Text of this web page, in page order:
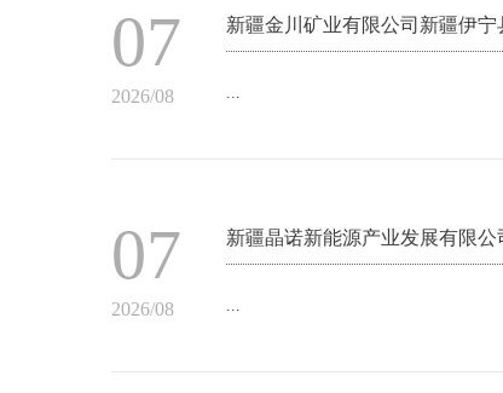
07
2026/08
新疆金川矿业有限公司新疆伊
07
2026/08
新疆晶诺新能源产业发展有限